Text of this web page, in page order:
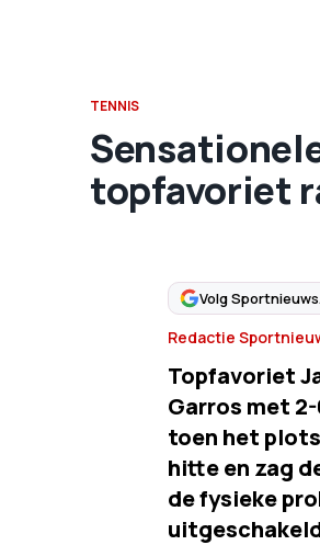
TENNIS
topfavoriet
Volg
Redactie
Topfavoriet
Garros met
toen het
hitte en zag
de fysieke
uitgeschakeld